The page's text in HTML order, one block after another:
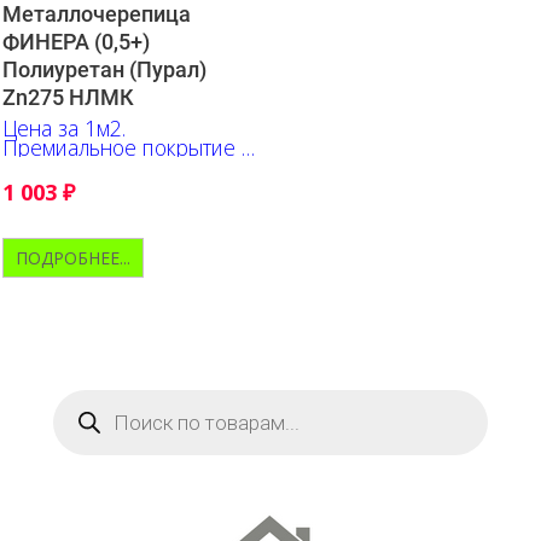
Металлочерепица
ФИНЕРА (0,5+)
Полиуретан (Пурал)
Zn275 НЛМК
Цена за 1м2.
Премиальное покрытие в
ассортименте НЛМК
1 003 ₽
ПОДРОБНЕЕ...
товаров